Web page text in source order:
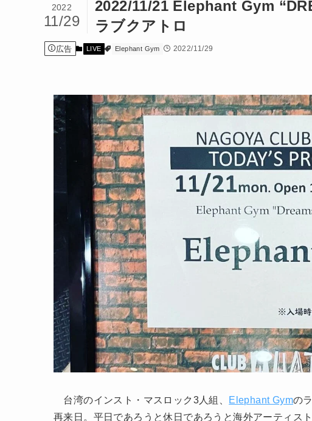
2022/11/21 Elephant Gym
ラブクアトロ
2022
11/29
広告 LIVE Elephant Gym 2022/11/29
台湾のインスト・マスロック3人組、 Elephant Gymの
再来日。平日であろうと休日であろうと海外アーティス